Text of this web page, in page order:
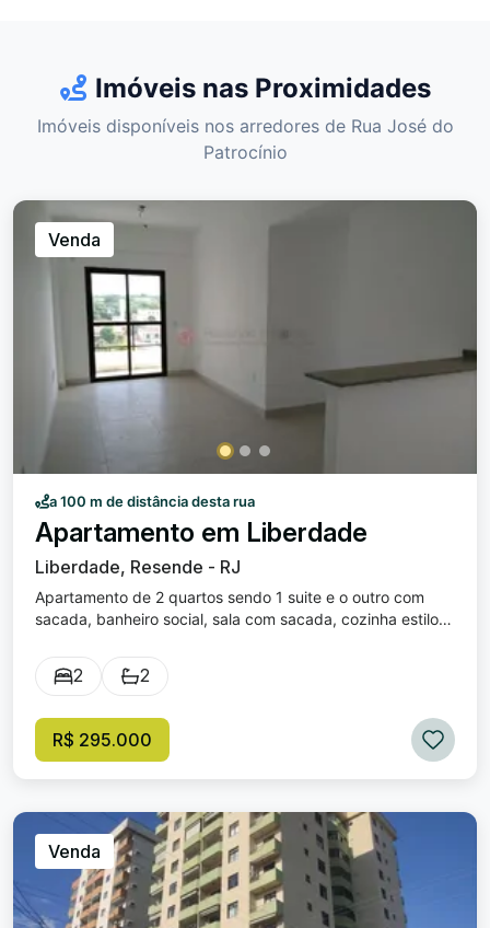
Imóveis nas Proximidades
Imóveis disponíveis nos arredores de Rua José do
Patrocínio
Venda
a 100 m de distância desta rua
Apartamento em Liberdade
Liberdade, Resende - RJ
Apartamento de 2 quartos sendo 1 suite e o outro com
sacada, banheiro social, sala com sacada, cozinha estilo
Prédio de 3 andares com poucos apartamentos e
elevador. Piso porcelanato. Prédio com circuito interno de
2 2
R$ 295.000
Venda